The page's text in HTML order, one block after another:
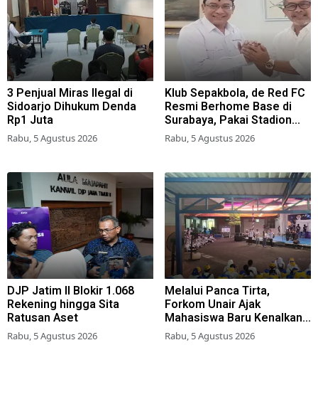
3 Penjual Miras Ilegal di
Sidoarjo Dihukum Denda
Rp1 Juta
Rabu, 5 Agustus 2026
Klub Sepakbola, de Red FC
Resmi Berhome Base di
Surabaya, Pakai Stadion
Tambaksari
Rabu, 5 Agustus 2026
DJP Jatim II Blokir 1.068
Rekening hingga Sita
Ratusan Aset
Rabu, 5 Agustus 2026
Melalui Panca Tirta,
Forkom Unair Ajak
Mahasiswa Baru Kenalkan
47 UKM (Unit Kegiatan
Mahasiswa)
Rabu, 5 Agustus 2026